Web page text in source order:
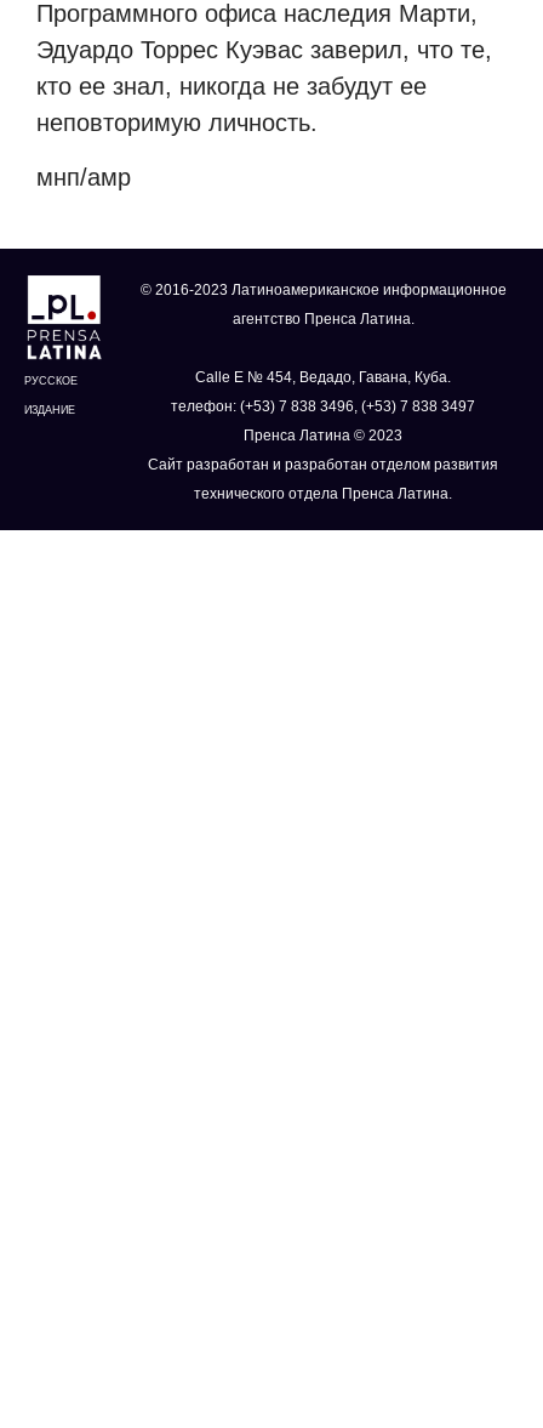
Программного офиса наследия Марти,
Эдуардо Торрес Куэвас заверил, что те,
кто ее знал, никогда не забудут ее
неповторимую личность.
мнп/амр
РУССКОЕ
ИЗДАНИЕ
© 2016-2023 Латиноамериканское информационное
агентство Пренса Латина.
Calle E № 454, Ведадо, Гавана, Куба.
телефон: (+53) 7 838 3496, (+53) 7 838 3497
Пренса Латина © 2023
Сайт разработан и разработан отделом развития
технического отдела Пренса Латина.